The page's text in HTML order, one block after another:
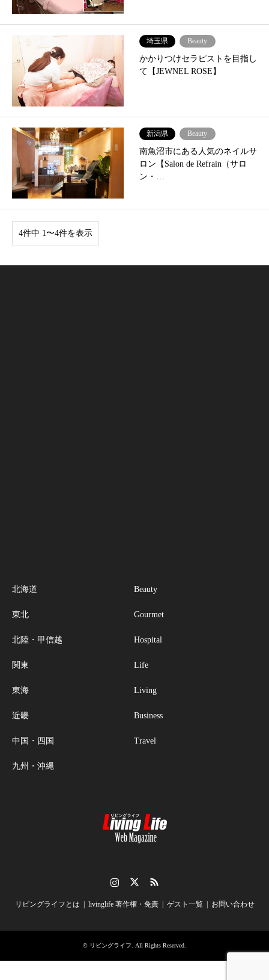
埼玉県 Beauty
かかりつけセラピストを目指し
て【JEWNEL ROSE】
新潟県 Beauty
南魚沼市にある人気のネイルサ
ロン【Salon de Refrain（サロ
ン・…
4件中 1〜4件を表示
北海道
東北
北陸・甲信越
関東
東海
近畿
中国・四国
九州・沖縄
Beauty
Gourmet
Hospital
Life
Living
Business
Travel
リビングライフとは livinglife 著作権・免責 ゲスト一覧 お問い合わせ
© リビングライフ . All Rights Reserved.